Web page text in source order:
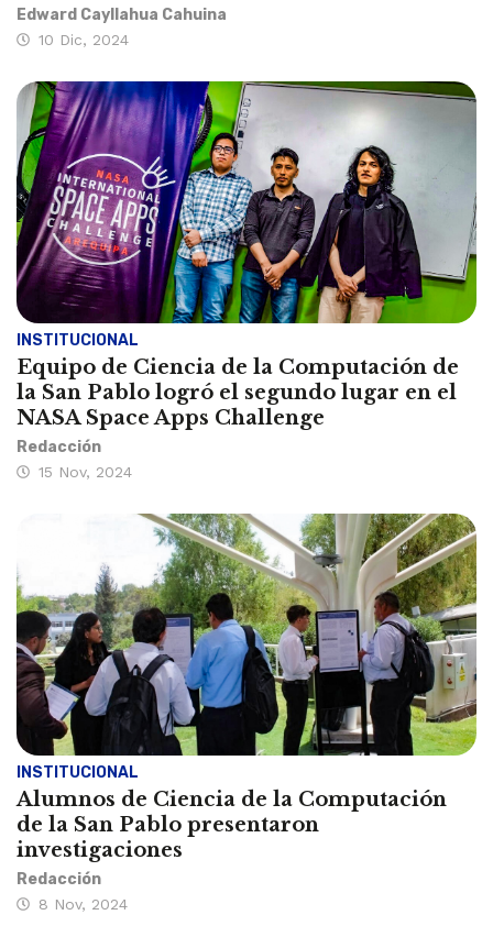
Edward Cayllahua Cahuina
10 Dic, 2024
INSTITUCIONAL
Equipo de Ciencia de la Computación de
la San Pablo logró el segundo lugar en el
NASA Space Apps Challenge
Redacción
15 Nov, 2024
INSTITUCIONAL
Alumnos de Ciencia de la Computación
de la San Pablo presentaron
investigaciones
Redacción
8 Nov, 2024